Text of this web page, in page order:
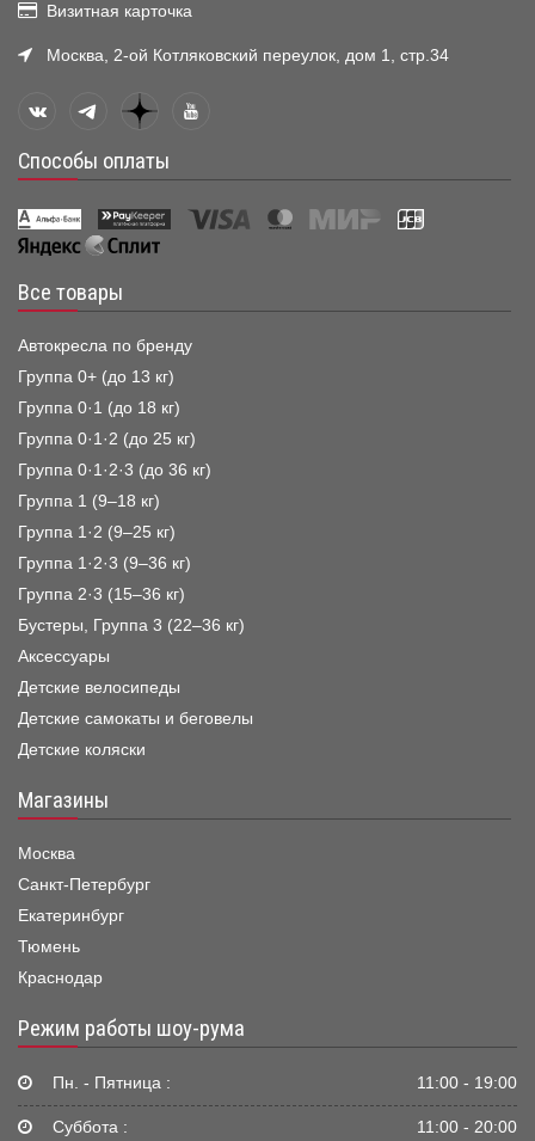
Визитная карточка
Москва, 2-ой Котляковский переулок, дом 1, стр.34
Способы оплаты
Все товары
Автокресла по бренду
Группа 0+ (до 13 кг)
Группа 0·1 (до 18 кг)
Группа 0·1·2 (до 25 кг)
Группа 0·1·2·3 (до 36 кг)
Группа 1 (9–18 кг)
Группа 1·2 (9–25 кг)
Группа 1·2·3 (9–36 кг)
Группа 2·3 (15–36 кг)
Бустеры, Группа 3 (22–36 кг)
Аксессуары
Детские велосипеды
Детские самокаты и беговелы
Детские коляски
Магазины
Москва
Санкт-Петербург
Екатеринбург
Тюмень
Краснодар
Режим работы шоу-рума
Пн. - Пятница : 11:00 - 19:00
Суббота : 11:00 - 20:00